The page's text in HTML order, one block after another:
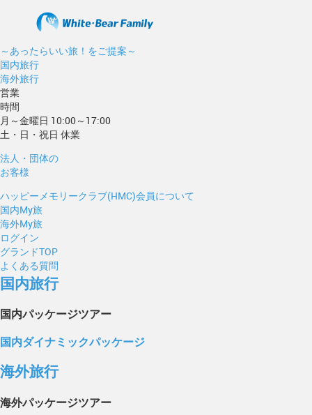
～あったらいい旅！をご提案～
国内旅行
海外旅行
営業
時間
月～金曜日 10:00～17:00
土・日・祝日 休業
法人・団体の
お客様
ハッピーメモリークラブ(HMC)会員について
国内My旅
海外My旅
ログイン
グランドTOP
よくある質問
国内旅行
国内パッケージツアー
国内ダイナミックパッケージ
海外旅行
海外パッケージツアー